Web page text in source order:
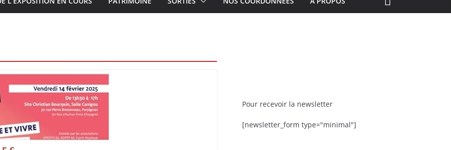
Pour recevoir la newsletter
[newsletter_form type="minimal"]